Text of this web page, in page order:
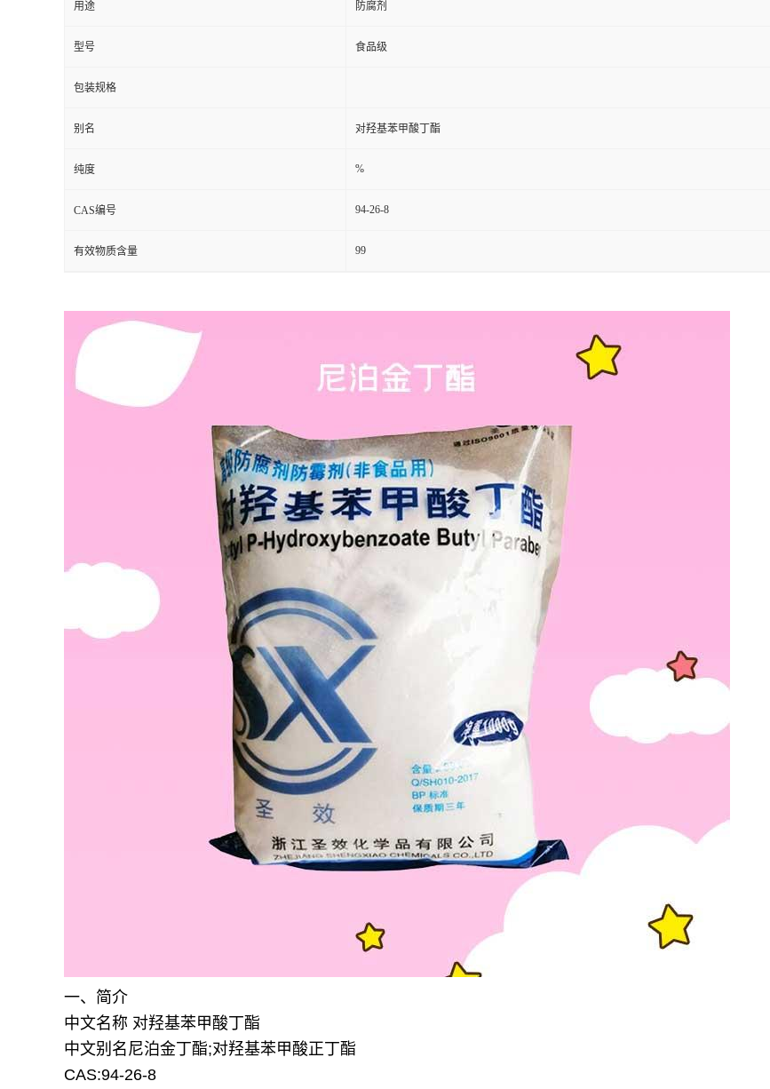
用途 防腐剂
型号 食品级
包装规格
别名 对羟基苯甲酸丁酯
纯度 %
CAS编号 94-26-8
有效物质含量 99
一、简介
中文名称 对羟基苯甲酸丁酯
中文别名尼泊金丁酯;对羟基苯甲酸正丁酯
CAS:94-26-8